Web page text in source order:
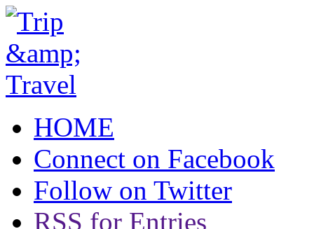
HOME
Connect on Facebook
Follow on Twitter
RSS for Entries